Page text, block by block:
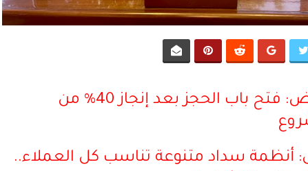
نادر أديب معوض: فتح باب الحجز بعد إنجاز 40% من
سداد متنوعة تناسب كل العملاء..